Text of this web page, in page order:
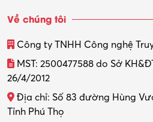
Thiết kế nội thất
Thợ máy – Ô tô – Xe máy
Về chúng tôi
Công ty TNHH Công nghệ
MST: 2500477588 do Sở
26/4/2012
Địa chỉ: Số 83 đường Hùng
Tỉnh Phú Thọ